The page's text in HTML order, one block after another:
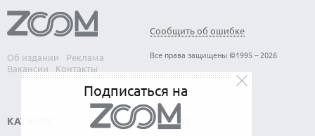
Об издании
Реклама
Вакансии
Контакты
Сообщить об ошибке
Все права защищены ©1995 – 2026
КАТАЛОГ СОФТ
Подписаться на